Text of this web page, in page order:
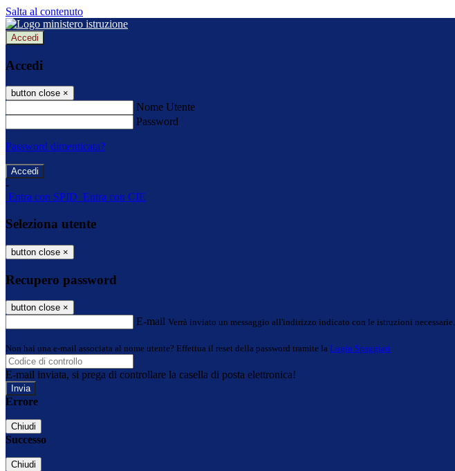
Salta al contenuto
Accedi
Accedi
button close ×
Nome Utente
Password
Password dimenticata?
-
Entra con SPID Entra con CIE
Seleziona utente
button close ×
Recupero password
button close ×
E-mail Verrà inviato un messaggio all'indirizzo indicato con le istruzioni necessarie.
Non hai una e-mail associata al nome utente? Effettua il reset della password tramite la Login Spaggiari
E-mail inviata, si prega di controllare la casella di posta elettronica!
Errore
Chiudi
Successo
Chiudi